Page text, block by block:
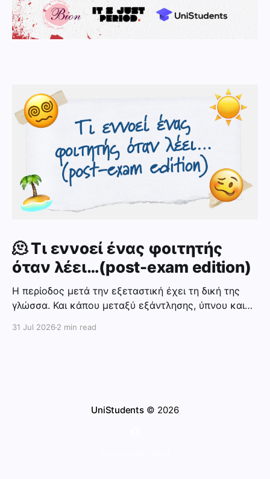
🫠 Τι εννοεί ένας φοιτητής
όταν λέει…(post-exam edition)
Η περίοδος μετά την εξεταστική έχει τη δική της
γλώσσα. Και κάπου μεταξύ εξάντλησης, ύπνου και
31 Jul 2026 2 min read
UniStudents© 2026